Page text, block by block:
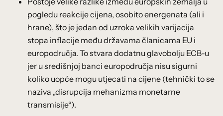
pogledu reakcije cijena, osobito energenata (ali i
hrane), što je jedan od uzroka velikih varijacija
stopa inflacije među državama članicama EU i
europodručja. To stvara dodatnu glavobolju ECB-u
jer u središnjoj banci europodručja nisu sigurni
koliko uopće mogu utjecati na cijene (tehnički to se
naziva „disrupcija mehanizma monetarne
transmisije“).